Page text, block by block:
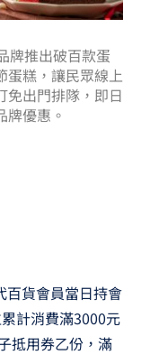
牌推出破百款蛋
蛋糕，讓民眾線上
免出門排隊，即日
優惠。
百貨會員當日持會
計消費滿3000元
抵用券乙份，滿